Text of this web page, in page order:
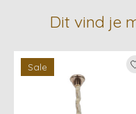
Dit vind je
Items van
Sale